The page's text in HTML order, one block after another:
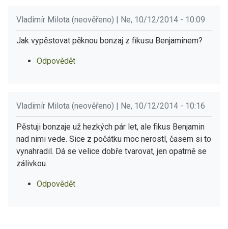
Vladimír Milota (neověřeno) | Ne, 10/12/2014 - 10:09
Jak vypěstovat pěknou bonzaj z fikusu Benjaminem?
Odpovědět
Vladimír Milota (neověřeno) | Ne, 10/12/2014 - 10:16
Pěstuji bonzaje už hezkých pár let, ale fikus Benjamin
nad nimi vede. Sice z počátku moc nerostl, časem si to
vynahradil. Dá se velice dobře tvarovat, jen opatrně se
zálivkou.
Odpovědět